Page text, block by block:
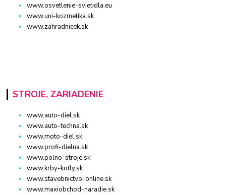
www.osvetlenie-svietidla.eu
www.uni-kozmetika.sk
www.zahradnicek.sk
STROJE, ZARIADENIE
www.auto-diel.sk
www.auto-techna.sk
www.moto-diel.sk
www.profi-dielna.sk
www.polno-stroje.sk
www.krby-kotly.sk
www.stavebnictvo-online.sk
www.maxiobchod-naradie.sk